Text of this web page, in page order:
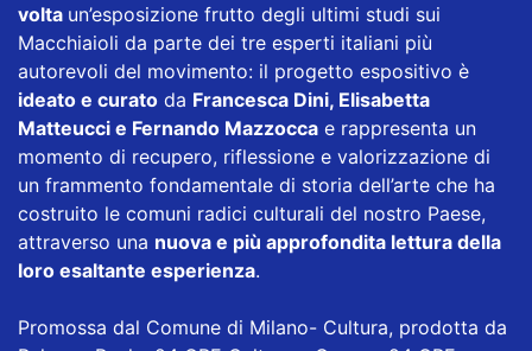
volta un’esposizione frutto degli ultimi studi sui
Macchiaioli da parte dei tre esperti italiani più
autorevoli del movimento: il progetto espositivo è
ideato e curato da Francesca Dini, Elisabetta
Matteucci e Fernando Mazzocca e rappresenta un
momento di recupero, riflessione e valorizzazione di
un frammento fondamentale di storia dell’arte che ha
costruito le comuni radici culturali del nostro Paese,
attraverso una nuova e più approfondita lettura della
loro esaltante esperienza.
Promossa dal Comune di Milano- Cultura, prodotta da